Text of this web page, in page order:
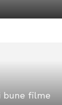
bune filme